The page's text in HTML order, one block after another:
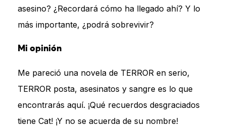
asesino? ¿Recordará cómo ha llegado ahí? Y lo
más importante, ¿podrá sobrevivir?
Mi opinión
Me pareció una novela de TERROR en serio,
TERROR posta, asesinatos y sangre es lo que
encontrarás aquí. ¡Qué recuerdos desgraciados
tiene Cat! ¡Y no se acuerda de su nombre!